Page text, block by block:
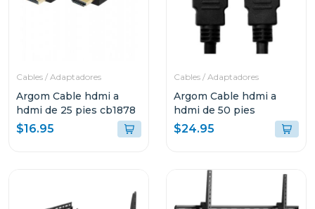
Cables / Adaptadores
Argom Cable hdmi a
hdmi de 25 pies cb1878
$16.95
Cables / Adaptadores
Argom Cable hdmi a
hdmi de 50 pies
$24.95